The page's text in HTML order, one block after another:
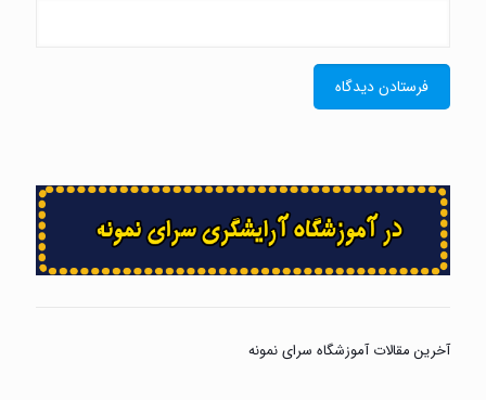
آخرین مقالات آموزشگاه سرای نمونه